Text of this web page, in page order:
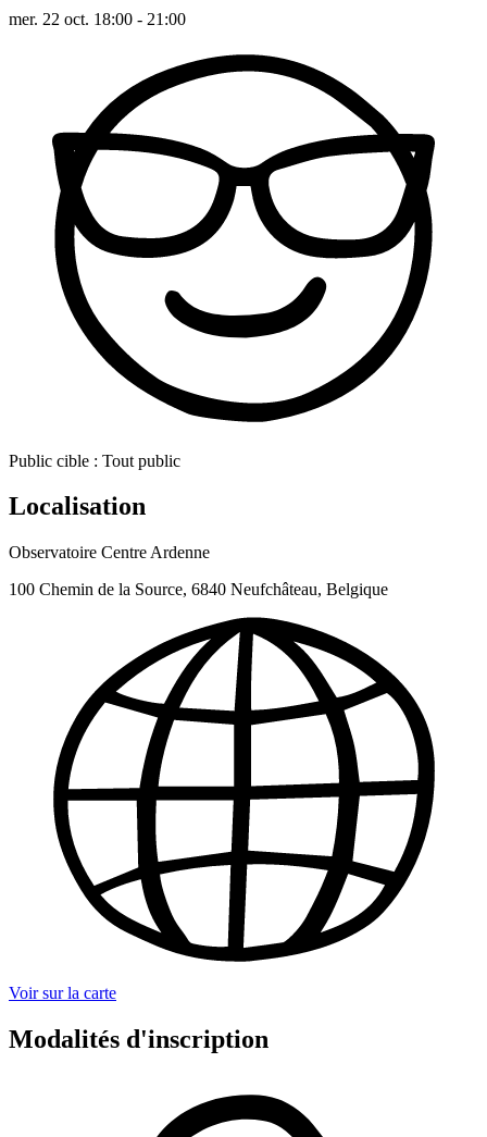
mer. 22 oct. 18:00 - 21:00
Public cible : Tout public
Localisation
Observatoire Centre Ardenne
100 Chemin de la Source, 6840 Neufchâteau, Belgique
Voir sur la carte
Modalités d'inscription